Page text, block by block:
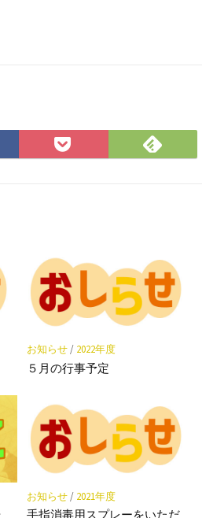
Pocket
に
Feedly
で
お知らせ/ 2022年度
５月の行事予定
お知らせ/ 2021年度
手指消毒用スプレーをいただ